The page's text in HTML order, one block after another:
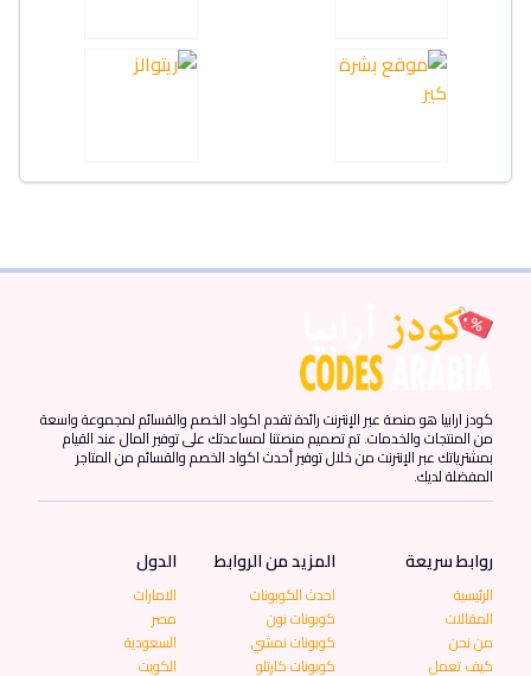
كودز ارابيا هو منصة عبر الإنترنت رائدة تقدم اكواد الخصم والقسائم لمجموعة واسعة
من المنتجات والخدمات. تم تصميم منصتنا لمساعدتك على توفير المال عند القيام
بمشترياتك عبر الإنترنت من خلال توفير أحدث اكواد الخصم والقسائم من المتاجر
المفضلة لديك.
روابط سريعة
الرئيسية
المقالات
من نحن
كيف تعمل
المزيد من الروابط
احدث الكوبونات
كوبونات نون
كوبونات نمشي
كوبونات كارتلو
الدول
الامارات
مصر
السعودية
الكويت